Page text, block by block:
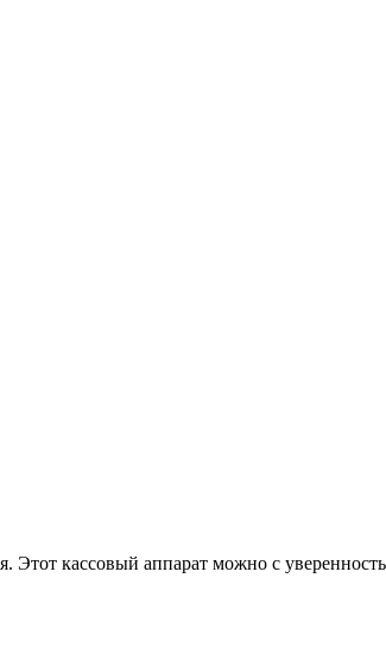
кассовый аппарат можно с